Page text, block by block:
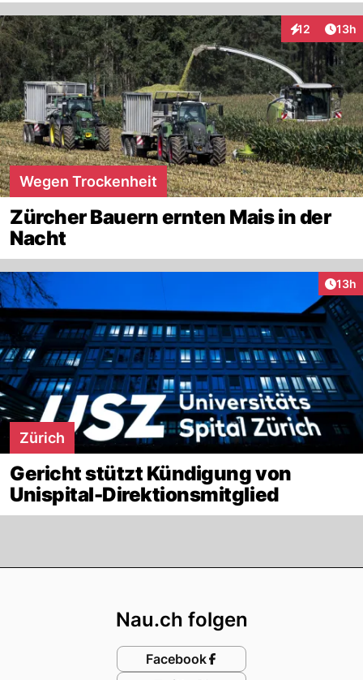
12
Interaktionen
13h
Wegen Trockenheit
Zürcher Bauern ernten Mais in der
Nacht
13h
Zürich
Gericht stützt Kündigung von
Unispital-Direktionsmitglied
Nau.ch folgen
Facebook